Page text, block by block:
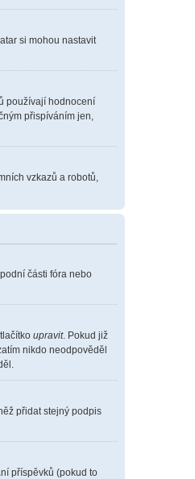
si mohou nastavit
používají hodnocení
přispíváním jen,
vzkazů a robotů,
části fóra nebo
upravit. Pokud již
nikdo neodpověděl
přidat stejný podpis
příspěvků (pokud to